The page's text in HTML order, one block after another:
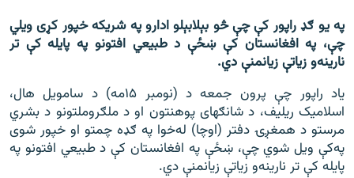
د ازادې اروپا/ ازادي راډيو ټولې پاڼې
په یو ګډ راپور کې چې څو بېلابېلو ادارو په شریکه خپور کړی ویلي
چې، په افغانستان کې ښځې د طبیعي افتونو په پایله کې تر
نارینه‌و زیاتې زیانمنې دي.
ياد راپور چې پرون جمعه د (نومبر ۱۵مه) د سامویل هال،
اسلاميک ریلیف، د شانګهای پوهنتون او د ملګروملتونو د بشري
مرستو د همغږۍ دفتر (اوچا) له‌خوا په ګډه چمتو او خپور شوی
په‌کې ویل شوي چې، ښځې په افغانستان کې د طبیعي افتونو په
پایله کې تر نارینه‌و زیاتې زیانمنې دي.